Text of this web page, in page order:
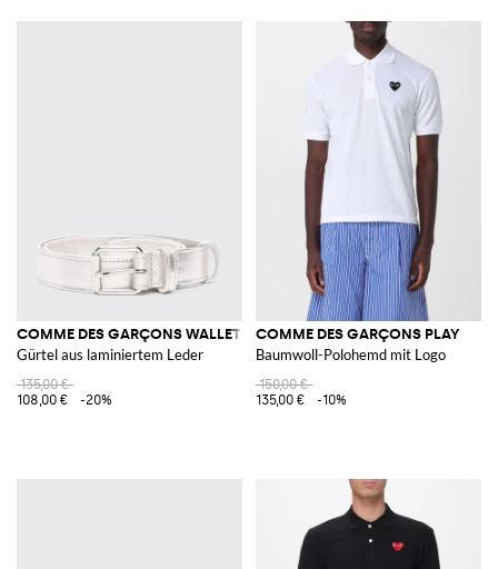
COMME DES GARÇONS WALLET
Gürtel aus laminiertem Leder
135,00 €
108,00 €
-20%
COMME DES GARÇONS PLAY
Baumwoll-Polohemd mit Logo
150,00 €
135,00 €
-10%